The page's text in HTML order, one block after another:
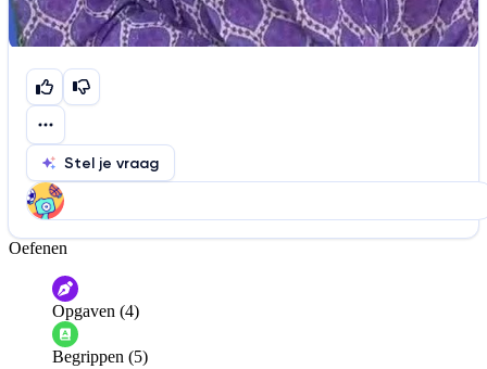
Stel je vraag
Help ons de video te verbeteren
De audio is slecht
Informatie is onjuist
De docent is te langdradig
Oefenen
Opgaven (4)
Begrippen (5)